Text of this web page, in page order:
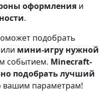
оформления и
.
подобрать
или мини-игру нужной
событием. Minecraft-
подобрать лучший
вашим параметрам!